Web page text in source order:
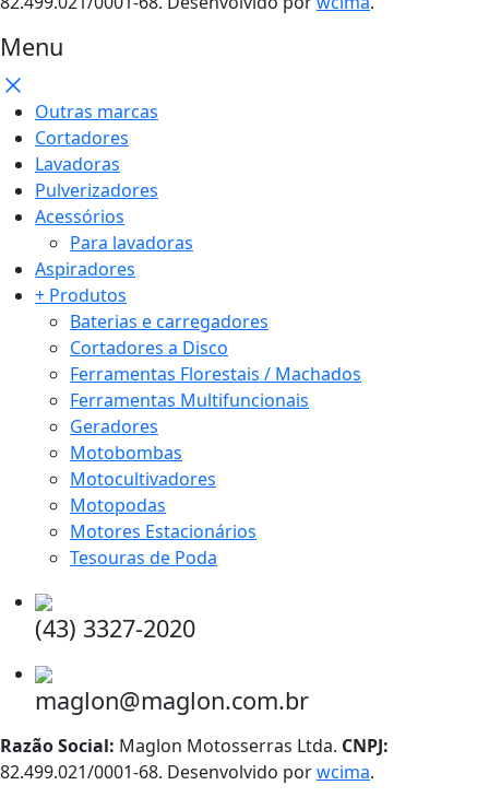
Menu
Outras marcas
Cortadores
Lavadoras
Pulverizadores
Acessórios
Para lavadoras
Aspiradores
+ Produtos
Baterias e carregadores
Cortadores a Disco
Ferramentas Florestais / Machados
Ferramentas Multifuncionais
Geradores
Motobombas
Motocultivadores
Motopodas
Motores Estacionários
Tesouras de Poda
(43) 3327-2020
maglon@maglon.com.br
Razão Social: Maglon Motosserras Ltda. CNPJ:
82.499.021/0001-68. Desenvolvido porwcima.